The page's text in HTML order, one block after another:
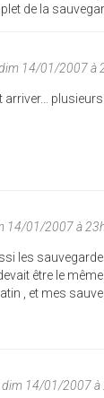
de la
14/01/2007 à
arriver...
14/01/2007 à
les
être le même
, et mes
dim 14/01/2007 à